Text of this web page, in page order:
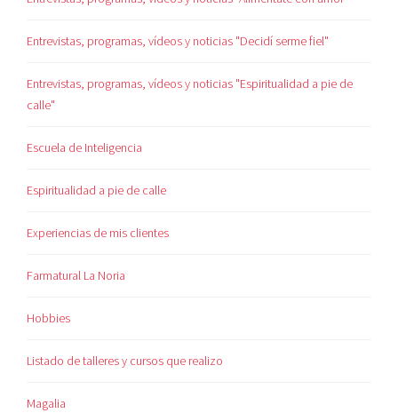
Entrevistas, programas, vídeos y noticias "Decidí serme fiel"
Entrevistas, programas, vídeos y noticias "Espiritualidad a pie de
calle"
Escuela de Inteligencia
Espiritualidad a pie de calle
Experiencias de mis clientes
Farmatural La Noria
Hobbies
Listado de talleres y cursos que realizo
Magalia